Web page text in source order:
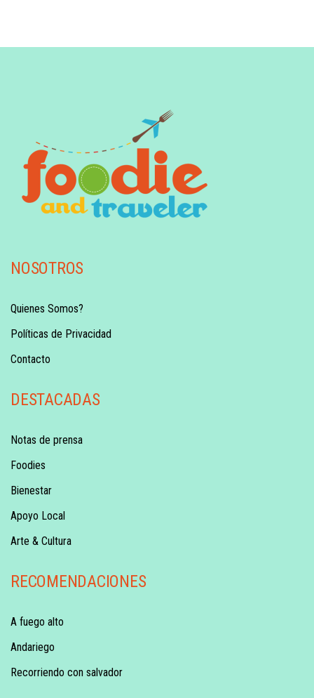
NOSOTROS
Quienes Somos?
Políticas de Privacidad
Contacto
DESTACADAS
Notas de prensa
Foodies
Bienestar
Apoyo Local
Arte & Cultura
RECOMENDACIONES
A fuego alto
Andariego
Recorriendo con salvador